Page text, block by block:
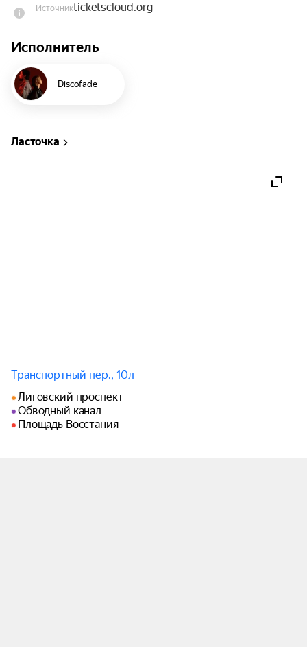
Источникticketscloud.org
Исполнитель
Discofade
Ласточка
Транспортный пер., 10л
Лиговский проспект
Обводный канал
Площадь Восстания